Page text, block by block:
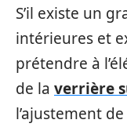
S’il existe un
intérieures et
prétendre à
de la verrière
l’ajustement